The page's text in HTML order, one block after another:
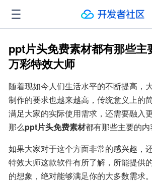
ppt片头免费素材都有那些主
万彩特效大师
随着现如今人们生活水平的不断提高，
制作的要求也越来越高，传统意义上的
满足大家的实际使用需求，还需要融入
那么ppt片头免费素材都有那些主要的内
如果大家对于这个方面非常的感兴趣，
特效大师这款软件有所了解，所能提供
的想象，绝对能够满足你的大多数需求。